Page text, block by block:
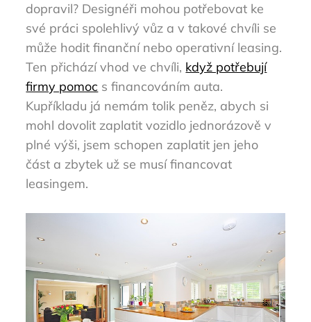
dopravil? Designéři mohou potřebovat ke
své práci spolehlivý vůz a v takové chvíli se
může hodit finanční nebo operativní leasing.
Ten přichází vhod ve chvíli, když potřebují
firmy pomoc s financováním auta.
Kupříkladu já nemám tolik peněz, abych si
mohl dovolit zaplatit vozidlo jednorázově v
plné výši, jsem schopen zaplatit jen jeho
část a zbytek už se musí financovat
leasingem.